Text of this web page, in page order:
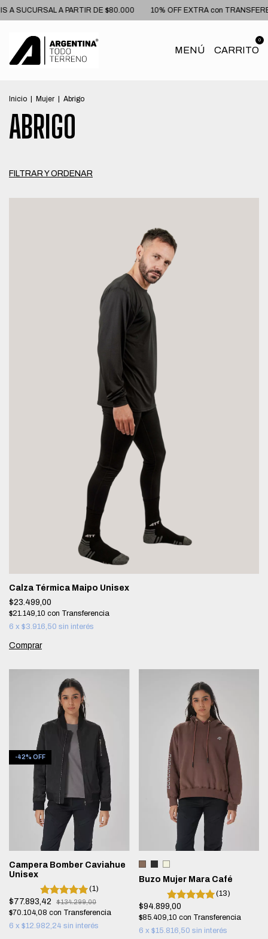
SUCURSAL A PARTIR DE $80.000 10% OFF EXTRA con
MENÚ CARRITO
0
Inicio Mujer Abrigo
ABRIGO
FILTRAR Y ORDENAR
Calza Térmica Maipo Unisex
$23.499,00
$21.149,10 con
6 x $3.916,50 sin interés
Comprar
-42% OFF
Campera Bomber Caviahue
Unisex
(1)
$77.893,42 $134.299,00
$70.104,08 con
6 x $12.982,24 sin interés
Buzo Mujer Mara Café
(13)
$94.899,00
$85.409,10 con
6 x $15.816,50 sin interés